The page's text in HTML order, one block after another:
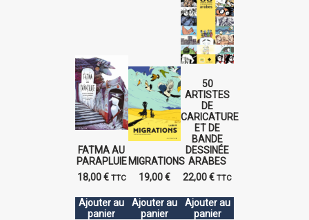
FATMA AU
PARAPLUIE
18,00€ TTC
Ajouter au
panier
MIGRATIONS
19,00€
Ajouter au
panier
50
ARTISTES
DE
CARICATURE
ET DE
BANDE
DESSINÉE
ARABES
22,00€ TTC
Ajouter au
panier